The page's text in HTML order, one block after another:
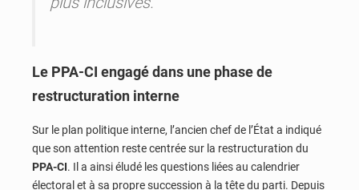
Le PPA-CI engagé dans une phase de
restructuration interne
Sur le plan politique interne, l’ancien chef de l’État a indiqué
que son attention reste centrée sur la restructuration du
PPA-CI. Il a ainsi éludé les questions liées au calendrier
électoral et à sa propre succession à la tête du parti. Depuis